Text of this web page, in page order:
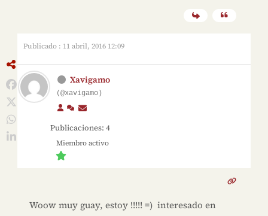
Publicado : 11 abril, 2016 12:09
Xavigamo
(@xavigamo)
Publicaciones: 4
Miembro activo
Woow muy guay, estoy !!!!! =) interesado en